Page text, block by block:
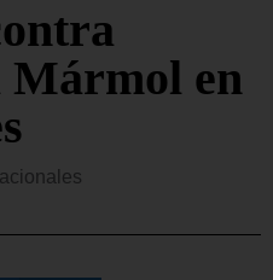
Mármol en